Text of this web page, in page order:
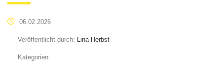
06.02.2026
Veröffentlicht durch: Lina Herbst
Kategorien: